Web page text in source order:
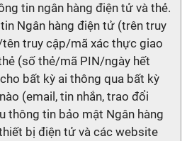
tin ngân hàng điện tử và thẻ.
Ngân hàng điện tử (trên truy
truy cập/mã xác thực giao
(số thẻ/mã PIN/ngày hết
bất kỳ ai thông qua bất kỳ
(email, tin nhắn, trao đổi
thông tin bảo mật Ngân hàng
bị điện tử và các website